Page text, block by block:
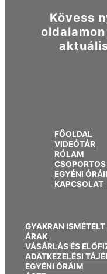
Kövess
FŐOLDAL
VIDEÓTÁR
RÓLAM
EGYÉNI
KAPCSOLAT
GYAKRAN ISMÉTELT
ÁRAK
VÁSÁRLÁS ÉS
ADATKEZELÉSI
EGYÉNI ÓRÁIM